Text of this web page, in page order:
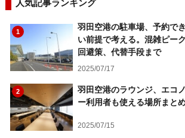
人気記事ランキング
1
羽田空港の駐車場、予約で
い前提で考える。混雑ピー
回避策、代替手段まで
2025/07/17
2
羽田空港のラウンジ、エコ
ー利用者も使える場所まと
2025/07/15